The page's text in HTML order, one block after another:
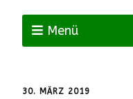
Menü
30. MÄRZ 2019